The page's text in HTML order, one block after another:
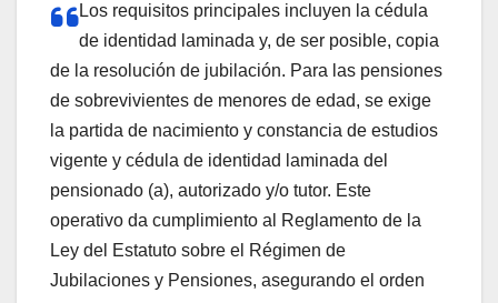
​Los requisitos principales incluyen la cédula
de identidad laminada y, de ser posible, copia
de la resolución de jubilación. Para las pensiones
de sobrevivientes de menores de edad, se exige
la partida de nacimiento y constancia de estudios
vigente y cédula de identidad laminada del
pensionado (a), autorizado y/o tutor. Este
operativo da cumplimiento al Reglamento de la
Ley del Estatuto sobre el Régimen de
Jubilaciones y Pensiones, asegurando el orden